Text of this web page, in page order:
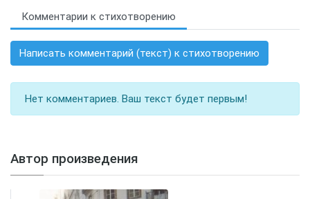
Комментарии к стихотворению
Написать комментарий (текст) к стихотворению
Нет комментариев. Ваш текст будет первым!
Автор произведения